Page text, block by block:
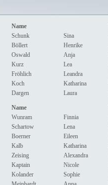
Name
Schunk Sina
Böllert Henrike
Oswald Anja
Kurz Lea
Fröhlich Leandra
Koch Katharina
Dargen Laura
Name
Wunram Finnia
Schartow Lena
Boerner Eileen
Kalb Katharina
Zeising Alexandra
Kaptain Nicole
Kolander Sophie